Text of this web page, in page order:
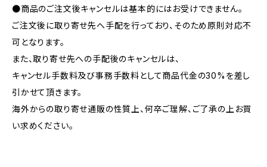
●商品のご注文後キャンセルは基本的にはお受けできません。
ご注文後に取り寄せ先へ手配を行っており、そのため原則対応不
可となります。
また、取り寄せ先への手配後のキャンセルは、
キャンセル手数料及び事務手数料として商品代金の30%を差し
引かせて頂きます。
海外からの取り寄せ通販の性質上、何卒ご理解、ご了承の上お買
い求めください。